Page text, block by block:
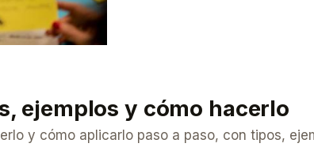
ejemplos y cómo hacerlo
y cómo aplicarlo paso a paso, con tipos,